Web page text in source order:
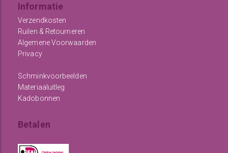
Informatie
Verzendkosten
Ruilen & Retourneren
Algemene Voorwaarden
Privacy
Schminkvoorbeelden
Materiaaluitleg
Kadobonnen
Betalen